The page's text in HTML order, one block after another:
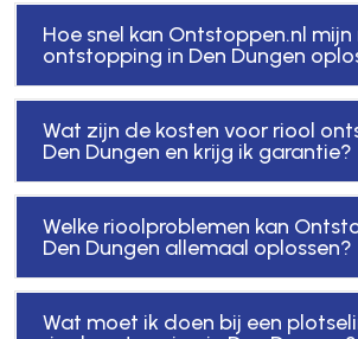
Hoe snel kan Ontstoppen.nl mijn
ontstopping in Den Dungen
Wat zijn de kosten voor riool
Den Dungen en krijg ik garantie?
Welke rioolproblemen kan
Den Dungen allemaal oplossen?
Wat moet ik doen bij een